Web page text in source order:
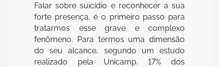
Falar sobre suicídio e reconhecer a sua
forte presença, é o primeiro passo para
tratarmos esse grave e complexo
fenômeno. Para termos uma dimensão
do seu alcance, segundo um estudo
realizado pela Unicamp, 17% dos